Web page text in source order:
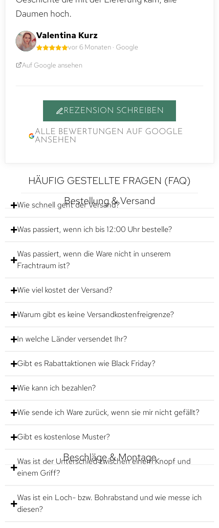
Daumen hoch.
Valentina Kurz
vor 6 Monaten · Google
Auf Google ansehen
REZENSION SCHREIBEN
ALLE BEWERTUNGEN AUF GOOGLE
ANSEHEN
HÄUFIG GESTELLTE FRAGEN (FAQ)
Bestellung & Versand
Wie schnell geht der Versand?
Was passiert, wenn ich bis 12:00 Uhr bestelle?
Was passiert, wenn die Ware nicht in unserem
Frachtraum ist?
Wie viel kostet der Versand?
Warum gibt es keine Versandkostenfreigrenze?
In welche Länder versendet Ihr?
Gibt es Rabattaktionen wie Black Friday?
Wie kann ich bezahlen?
Wie sende ich Ware zurück, wenn sie mir nicht gefällt?
Gibt es kostenlose Muster?
Beschläge & Montage
Was ist der Unterschied zwischen einem Knopf und
einem Griff?
Was ist ein Loch- bzw. Bohrabstand und wie messe ich
diesen?